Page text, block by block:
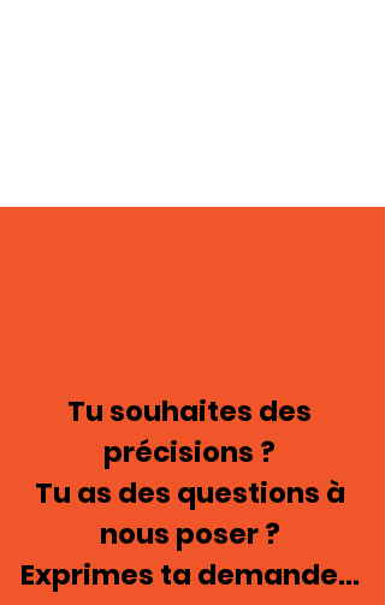
Tu souhaites des
précisions ?
Tu as des questions à
nous poser ?
Exprimes ta demande...